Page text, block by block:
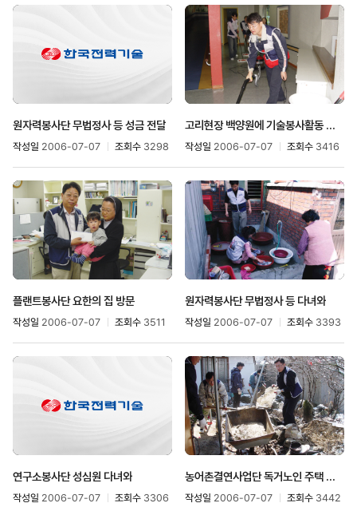
원자력봉사단 무법정사 등 성금 전달
작성일 2006-07-07 조회수 3298
고리현장 백양원에 기술봉사활동 펼쳐
작성일 2006-07-07 조회수 3416
플랜트봉사단 요한의 집 방문
작성일 2006-07-07 조회수 3511
원자력봉사단 무법정사 등 다녀와
작성일 2006-07-07 조회수 3393
연구소봉사단 성심원 다녀와
작성일 2006-07-07 조회수 3306
농어촌결연사업단 독거노인 주택 개·보수
작성일 2006-07-07 조회수 3442